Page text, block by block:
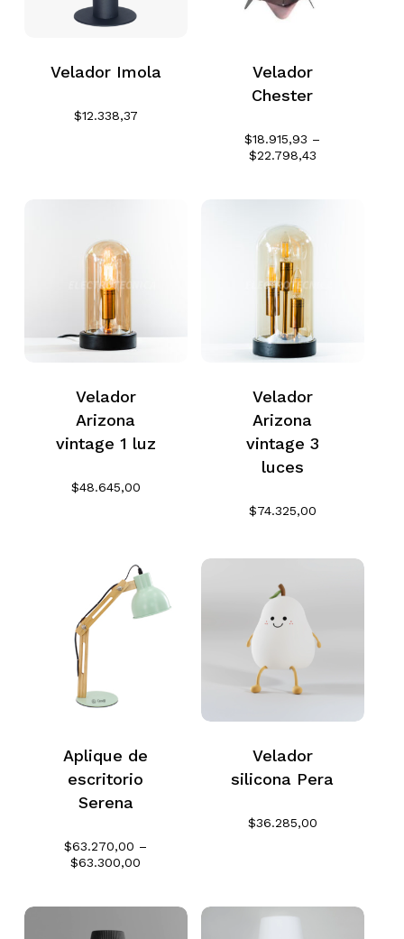
Velador Imola
$12.338,37
Velador
Chester
$18.915,93 –
$22.798,43Rango
Velador
Arizona
vintage 1 luz
$48.645,00
Velador
Arizona
vintage 3
luces
$74.325,00
Aplique de
escritorio
Serena
$63.270,00 –
$63.300,00
desde
Velador
silicona Pera
$36.285,00